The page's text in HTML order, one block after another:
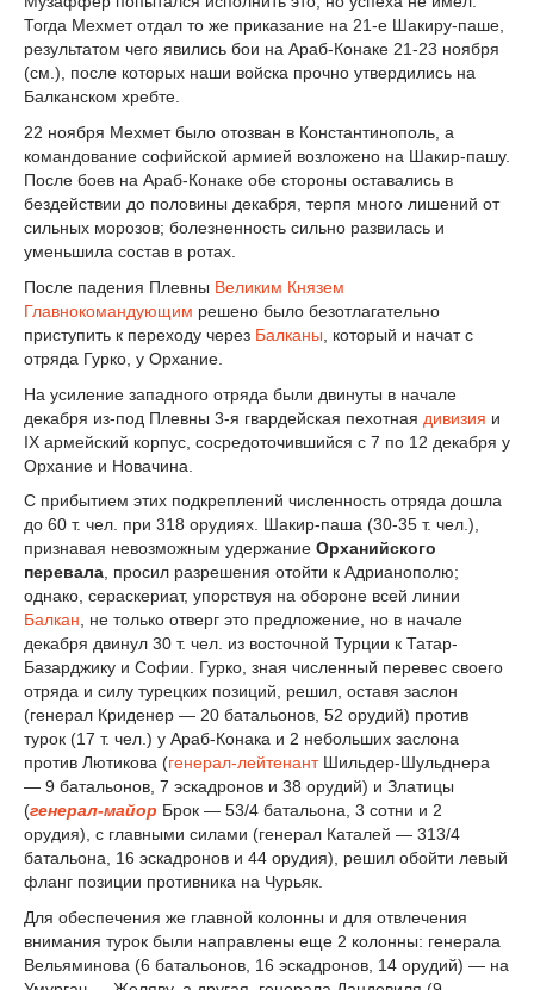
Тогда Мехмет отдал то же приказание на 21-е Шакиру-паше,
результатом чего явились бои на Араб-Конаке 21-23 ноября
(см.), после которых наши войска прочно утвердились на
Балканском хребте.
22 ноября Мехмет было отозван в Константинополь, а
командование софийской армией возложено на Шакир-пашу.
После боев на Араб-Конаке обе стороны оставались в
бездействии до половины декабря, терпя много лишений от
сильных морозов; болезненность сильно развилась и
уменьшила состав в ротах.
После падения Плевны Великим Князем
Главнокомандующим решено было безотлагательно
приступить к переходу через Балканы , который и начат с
отряда Гурко, у Орхание.
На усиление западного отряда были двинуты в начале
декабря из-под Плевны 3-я гвардейская пехотная дивизия и
IX армейский корпус, сосредоточившийся с 7 по 12 декабря у
Орхание и Новачина.
С прибытием этих подкреплений численность отряда дошла
до 60 т. чел. при 318 орудиях. Шакир-паша (30-35 т. чел.),
признавая невозможным удержание Орханийского
перевала, просил разрешения отойти к Адрианополю;
однако, сераскериат, упорствуя на обороне всей линии
Балкан, не только отверг это предложение, но в начале
декабря двинул 30 т. чел. из восточной Турции к Татар-
Базарджику и Софии. Гурко, зная численный перевес своего
отряда и силу турецких позиций, решил, оставя заслон
(генерал Криденер — 20 батальонов, 52 орудий) против
турок (17 т. чел.) у Араб-Конака и 2 небольших заслона
против Лютикова (генерал-лейтенантШильдер-Шульднера
— 9 батальонов, 7 эскадронов и 38 орудий) и Златицы
(генерал-майор Брок — 53/4 батальона, 3 сотни и 2
орудия), с главными силами (генерал Каталей — 313/4
батальона, 16 эскадронов и 44 орудия), решил обойти левый
фланг позиции противника на Чурьяк.
Для обеспечения же главной колонны и для отвлечения
внимания турок были направлены еще 2 колонны: генерала
Вельяминова (6 батальонов, 16 эскадронов, 14 орудий) — на